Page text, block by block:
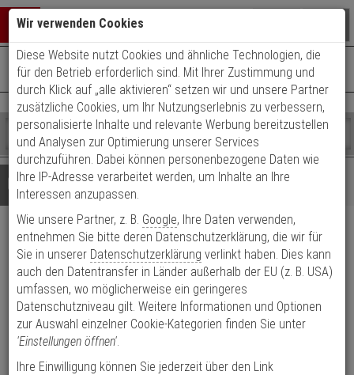
Warenkorb schließen
0 ARTIKEL IM WARENKORB
Ihr Warenkorb ist momentan leer.
Ergebnisse ()
Fertig
Shop
durchsuchen
Bitte
geben
Sie
mindestens
Zeichen
ein,
um
Suche
starten.
Es
wurde
noch
Kategorien
Suche
gestartet
+49 (0)821 899 493-0Mo. - Do.: 8:00 - 16:30 | Fr.: 8:00 - 14:00 Uhr
Details Beratung
HIKVision DS-1618ZJ
Wandmontagearm
Produktmerkmale
Datenblatt drucken
Wir verwenden Cookies
Diese Website nutzt Cookies und ähnliche Technologien, die
für den Betrieb erforderlich sind. Mit Ihrer Zustimmung und
durch Klick auf „alle aktivieren“ setzen wir und unsere Partner
zusätzliche Cookies, um Ihr Nutzungserlebnis zu verbessern,
personalisierte Inhalte und relevante Werbung bereitzustellen
und Analysen zur Optimierung unserer Services
durchzuführen. Dabei können personenbezogene Daten wie
Ihre IP-Adresse verarbeitet werden, um Inhalte an Ihre
Interessen anzupassen.
Wie unsere Partner, z. B. Google, Ihre Daten verwenden,
entnehmen Sie bitte deren Datenschutzerklärung, die wir für
Sie in unserer Datenschutzerklärung verlinkt haben. Dies kann
auch den Datentransfer in Länder außerhalb der EU (z. B. USA)
umfassen, wo möglicherweise ein geringeres
Datenschutzniveau gilt. Weitere Informationen und Optionen
zur Auswahl einzelner Cookie-Kategorien finden Sie unter
'Einstellungen öffnen'.
Ihre Einwilligung können Sie jederzeit über den Link